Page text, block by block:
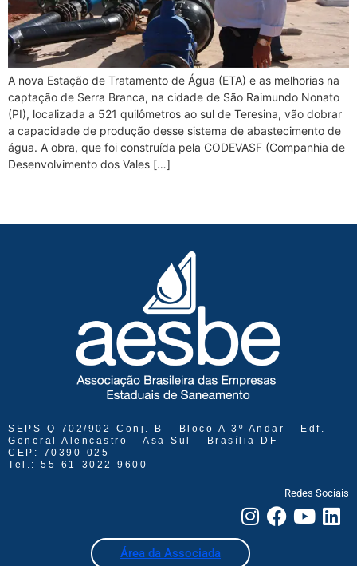
A nova Estação de Tratamento de Água (ETA) e as melhorias na
captação de Serra Branca, na cidade de São Raimundo Nonato
(PI), localizada a 521 quilômetros ao sul de Teresina, vão dobrar
a capacidade de produção desse sistema de abastecimento de
água. A obra, que foi construída pela CODEVASF (Companhia de
Desenvolvimento dos Vales […]
SEPS Q 702/902 Conj. B - Bloco A 3º Andar - Edf.
General Alencastro - Asa Sul - Brasília-DF
CEP: 70390-025
Tel.: 55 61 3022-9600
Redes Sociais
Área da Associada